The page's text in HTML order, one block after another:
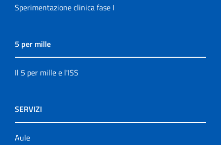
Sperimentazione clinica fase I
5 per mille
Il 5 per mille e l'ISS
SERVIZI
Aule